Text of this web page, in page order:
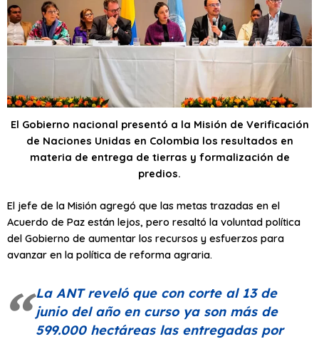
El Gobierno nacional presentó a la Misión de Verificación
de Naciones Unidas en Colombia los resultados en
materia de entrega de tierras y formalización de
predios.
El jefe de la Misión agregó que las metas trazadas en el
Acuerdo de Paz están lejos, pero resaltó la voluntad política
del Gobierno de aumentar los recursos y esfuerzos para
avanzar en la política de reforma agraria.
La ANT reveló que con corte al 13 de
junio del año en curso ya son más de
599.000 hectáreas las entregadas por